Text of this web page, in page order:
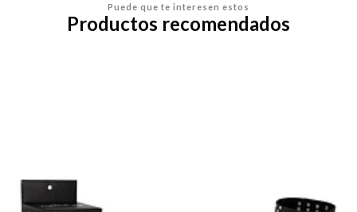
Puede que te interesen estos
Productos recomendados